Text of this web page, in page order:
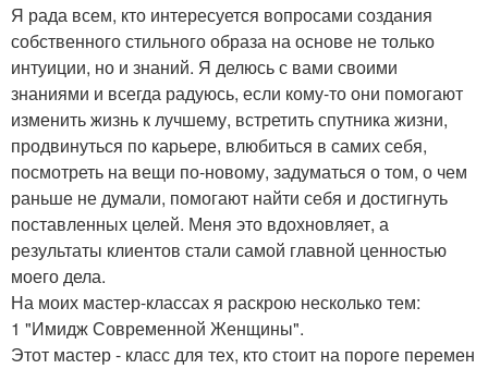
Я рада всем, кто интересуется вопросами создания
собственного стильного образа на основе не только
интуиции, но и знаний. Я делюсь с вами своими
знаниями и всегда радуюсь, если кому-то они помогают
изменить жизнь к лучшему, встретить спутника жизни,
продвинуться по карьере, влюбиться в самих себя,
посмотреть на вещи по-новому, задуматься о том, о чем
раньше не думали, помогают найти себя и достигнуть
поставленных целей. Меня это вдохновляет, а
результаты клиентов стали самой главной ценностью
моего дела.
На моих мастер-классах я раскрою несколько тем:
1 "Имидж Современной Женщины".
Этот мастер - класс для тех, кто стоит на пороге перемен